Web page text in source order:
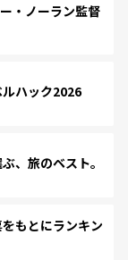
・ノーラン監督
ハック2026
、旅のベスト。
もとにランキン